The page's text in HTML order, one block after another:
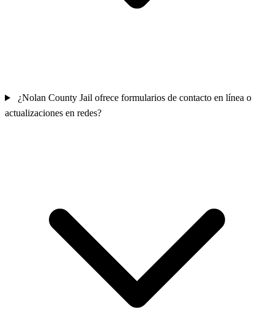
¿Nolan County Jail ofrece formularios de contacto en línea o
actualizaciones en redes?